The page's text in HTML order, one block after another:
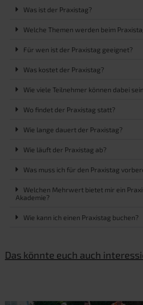
Was ist der Praxistag?
Welche Themen werden beim
Für wen ist der Praxistag geeignet?
Was kostet der Praxistag?
Wie viele Teilnehmer können dabei
Wo findet der Praxistag statt?
Wie lange dauert der Praxistag?
Wie läuft der Praxistag ab?
Was muss ich für den Praxistag
Welchen Mehrwert bietet mir ein
Akademie?
Wie kann ich einen Praxistag buchen?
Das könnte euch auch